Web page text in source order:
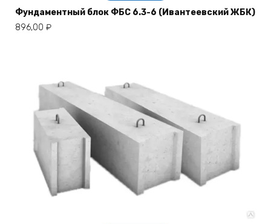
Фундаментный блок ФБС 6.3-6 (Ивантеевский ЖБК)
896,00 ₽